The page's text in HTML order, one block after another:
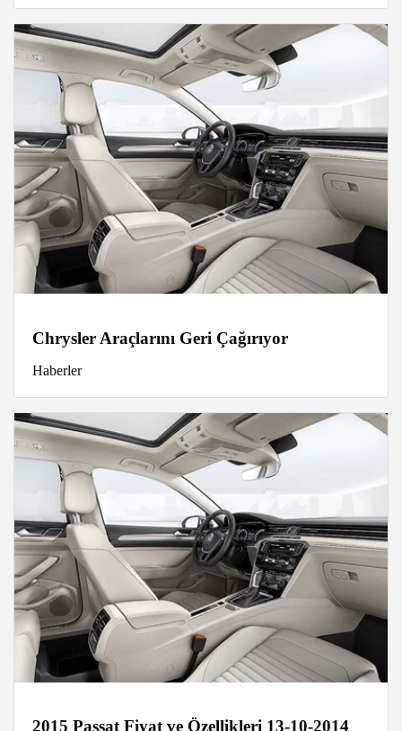
Chrysler Araçlarını Geri Çağırıyor
Haberler
2015 Passat Fiyat ve Özellikleri 13-10-2014